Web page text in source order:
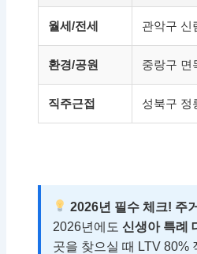
월세/전세 관악구 신
환경/공원 중랑구 면
직주근접 성북구 정
2026년 필수 체크! 주
2026년에도 신생아 특례
곳을 찾으실 때 LTV 80%